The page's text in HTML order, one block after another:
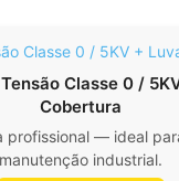
Classe 0 /
Cobertura
profissional — ideal
manutenção industrial.